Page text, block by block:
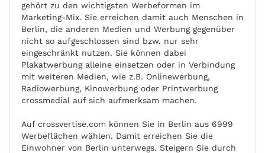
gehört zu den wichtigsten Werbeformen im
Marketing-Mix. Sie erreichen damit auch Menschen in
Berlin, die anderen Medien und Werbung gegenüber
nicht so aufgeschlossen sind bzw. nur sehr
eingeschränkt nutzen. Sie können dabei
Plakatwerbung alleine einsetzen oder in Verbindung
mit weiteren Medien, wie z.B. Onlinewerbung,
Radiowerbung, Kinowerbung oder Printwerbung
crossmedial auf sich aufmerksam machen.
Auf crossvertise.com können Sie in Berlin aus 6999
Werbeflächen wählen. Damit erreichen Sie die
Einwohner von Berlin unterwegs. Steigern Sie durch